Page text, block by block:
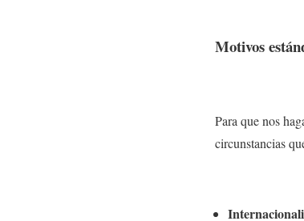
Motivos
Para que nos
circunstancias